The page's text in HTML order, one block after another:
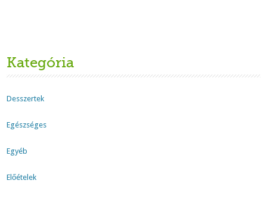
Kategória
Desszertek
Egészséges
Egyéb
Előételek